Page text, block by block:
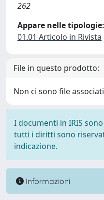
262
Appare nelle tipologie:
01.01 Articolo in Rivista
File in questo prodotto:
Non ci sono file
I documenti in IRIS
tutti i diritti sono
indicazione.
Informazioni